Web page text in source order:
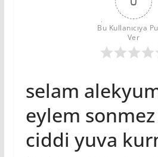
Bu Kullanıcıya
Ver
selam
eylem
ciddi yuva